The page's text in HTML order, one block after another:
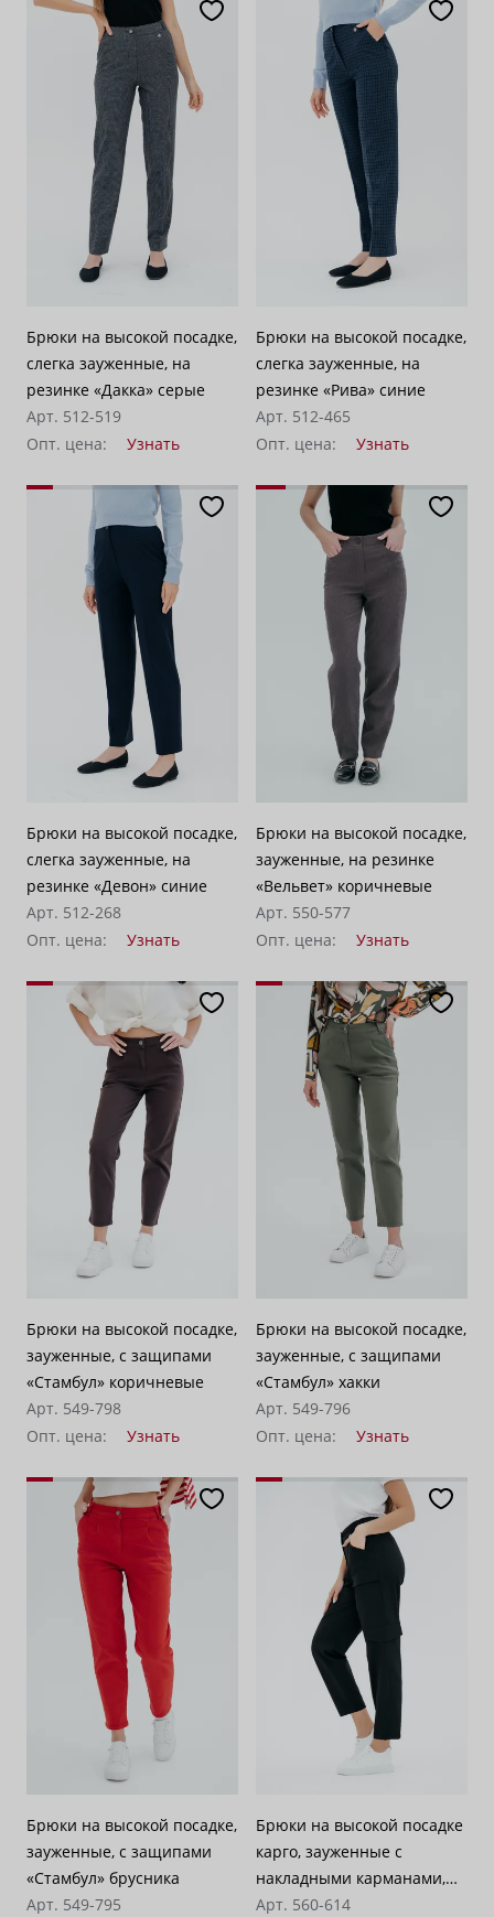
Брюки на высокой посадке,
слегка зауженные, на
резинке «Дакка» серые
Арт. 512-519
Опт. цена:
Узнать
Брюки на высокой посадке,
слегка зауженные, на
резинке «Рива» синие
Арт. 512-465
Опт. цена:
Узнать
Брюки на высокой посадке,
слегка зауженные, на
резинке «Девон» синие
Арт. 512-268
Опт. цена:
Узнать
Брюки на высокой посадке,
зауженные, на резинке
«Вельвет» коричневые
Арт. 550-577
Опт. цена:
Узнать
Брюки на высокой посадке,
зауженные, с защипами
«Стамбул» коричневые
Арт. 549-798
Опт. цена:
Узнать
Брюки на высокой посадке,
зауженные, с защипами
«Стамбул» хакки
Арт. 549-796
Опт. цена:
Узнать
Брюки на высокой посадке,
зауженные, с защипами
«Стамбул» брусника
Арт. 549-795
Брюки на высокой посадке
карго, зауженные с
накладными карманами,
на резинке «Босфор»
Арт. 560-614